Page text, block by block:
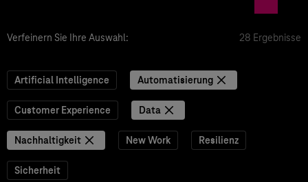
Verfeinern Sie Ihre Auswahl: 28 Ergebnisse
Artificial Intelligence Automatisierung
Customer Experience Data
Nachhaltigkeit New Work Resilienz
Sicherheit